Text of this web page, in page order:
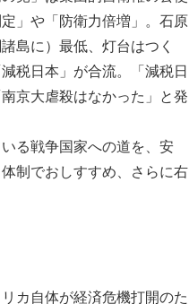
」や「防衛力倍増」。石原
島に）最低、灯台はつく
税日本」が合流。「減税日
京大虐殺はなかった」と発
る戦争国家への道を、安
制でおしすすめ、さらに右
カ自体が経済危機打開のた